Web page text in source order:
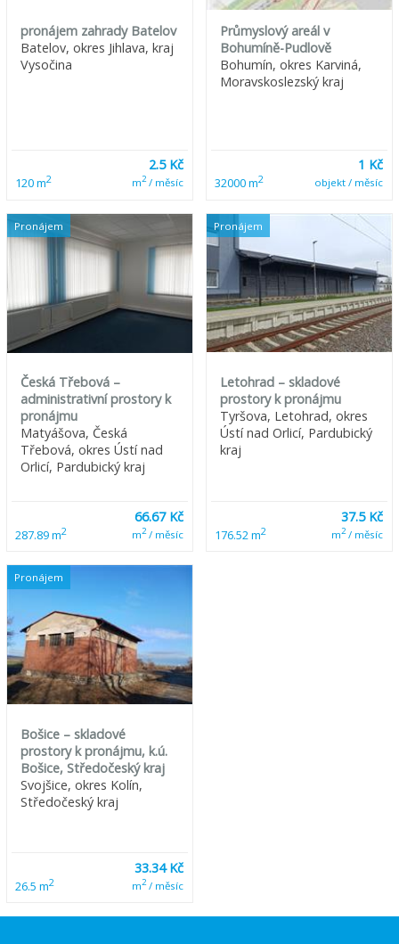
pronájem zahrady Batelov
Batelov, okres Jihlava, kraj
Vysočina
120 m2
2.5 Kč
m2/ měsíc
Průmyslový areál v
Bohumíně-Pudlově
Bohumín, okres Karviná,
Moravskoslezský kraj
32000 m2
1 Kč
objekt / měsíc
Pronájem
Česká Třebová –
administrativní prostory k
pronájmu
Matyášova, Česká
Třebová, okres Ústí nad
Orlicí, Pardubický kraj
287.89 m2
66.67 Kč
m2/ měsíc
Pronájem
Letohrad – skladové
prostory k pronájmu
Tyršova, Letohrad, okres
Ústí nad Orlicí, Pardubický
kraj
176.52 m2
37.5 Kč
m2/ měsíc
Pronájem
Bošice – skladové
prostory k pronájmu, k.ú.
Bošice, Středočeský kraj
Svojšice, okres Kolín,
Středočeský kraj
26.5 m2
33.34 Kč
m2/ měsíc